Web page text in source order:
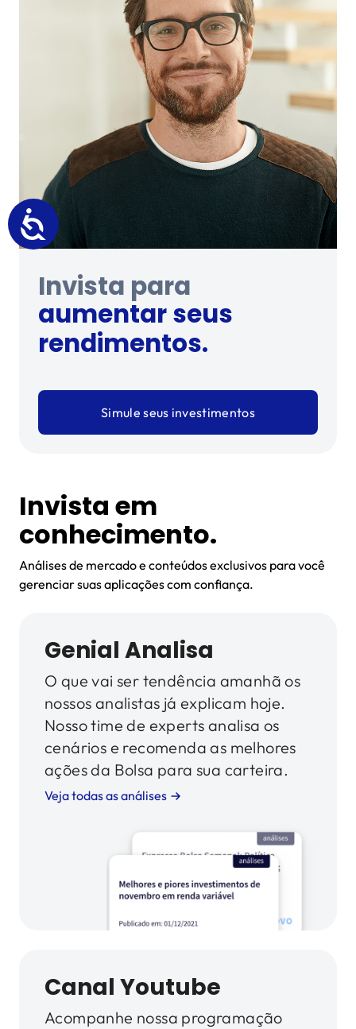
Invista para
comprar sua casa.
ter um futuro
independente.
aumentar seus
rendimentos.
garantir o futuro
comprar sua casa.
Simule seus investimentos
Invista em
conhecimento.
Análises de mercado e conteúdos exclusivos para você
gerenciar suas aplicações com confiança.
Genial Analisa
O que vai ser tendência amanhã os
nossos analistas já explicam hoje.
Nosso time de experts analisa os
cenários e recomenda as melhores
ações da Bolsa para sua carteira.
Veja todas as análises
Canal Youtube
Acompanhe nossa programação